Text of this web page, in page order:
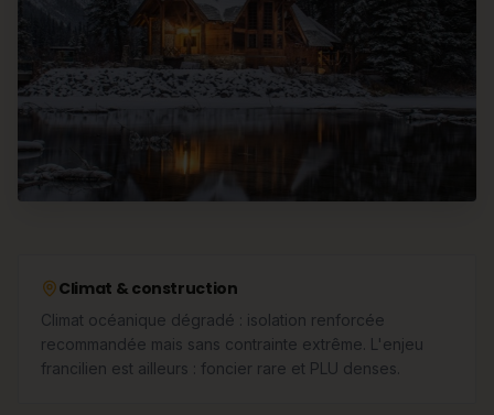
Climat & construction
Climat océanique dégradé : isolation renforcée
recommandée mais sans contrainte extrême. L'enjeu
francilien est ailleurs : foncier rare et PLU denses.